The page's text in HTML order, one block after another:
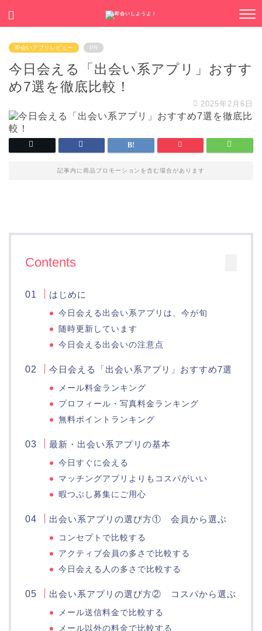
即会いアプリレビュー PR
今日会える「出会い系アプリ」おすす
め7選を徹底比較！
2025年2月6日
記事内に商品プロモーションを含む場合があります
Contents
はじめに
今日会える出会い系アプリは、今が旬
随時更新しています
今日会える出会いの注意点
今日会える「出会い系アプリ」おすすめ7選
メール料金ランキング
プロフィール・写真料金ランキング
無料ポイントランキング
最新・出会い系アプリの基本
今日すぐに会える
マッチングアプリよりもコスパがいい
暇つぶし募集にご用心
出会い系アプリの選び方① 会員から選ぶ
コンセプトで比較する
アクティブ会員の多さで比較する
今日会える人の多さで比較する
出会い系アプリの選び方② コスパから選ぶ
メール送信料金で比較する
メール以外の料金で比較する